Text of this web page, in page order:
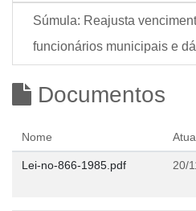
Súmula: Reajusta
funcionários municipais e
Documentos
Nome
Lei-no-866-1985.pdf 20/